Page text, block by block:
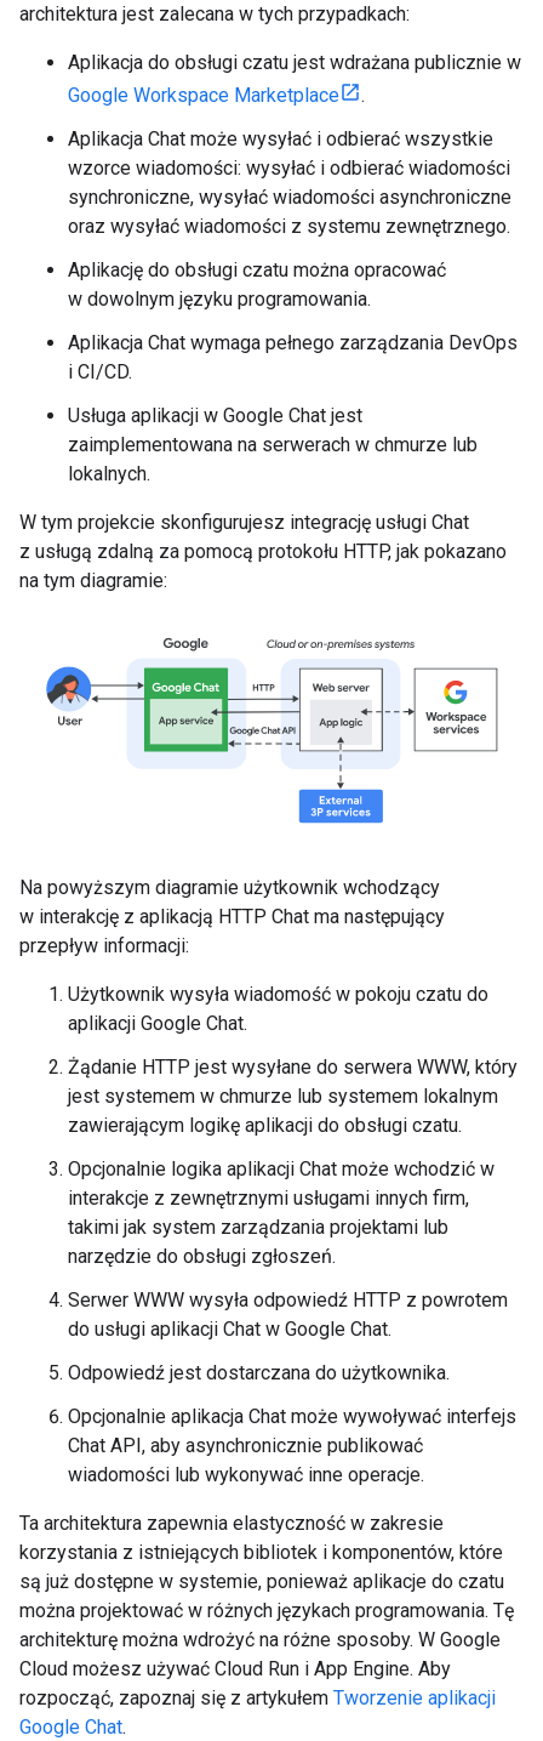
architektura jest zalecana w tych przypadkach:
Aplikacja do obsługi czatu jest wdrażana publicznie w
Google Workspace Marketplace
.
Aplikacja Chat może wysyłać i odbierać wszystkie
wzorce wiadomości: wysyłać i odbierać wiadomości
synchroniczne, wysyłać wiadomości asynchroniczne
oraz wysyłać wiadomości z systemu zewnętrznego.
Aplikację do obsługi czatu można opracować
w dowolnym języku programowania.
Aplikacja Chat wymaga pełnego zarządzania DevOps
i CI/CD.
Usługa aplikacji w Google Chat jest
zaimplementowana na serwerach w chmurze lub
lokalnych.
W tym projekcie skonfigurujesz integrację usługi Chat
z usługą zdalną za pomocą protokołu HTTP, jak pokazano
na tym diagramie:
Na powyższym diagramie użytkownik wchodzący
w interakcję z aplikacją HTTP Chat ma następujący
przepływ informacji:
Użytkownik wysyła wiadomość w pokoju czatu do
aplikacji Google Chat.
Żądanie HTTP jest wysyłane do serwera WWW, który
jest systemem w chmurze lub systemem lokalnym
zawierającym logikę aplikacji do obsługi czatu.
Opcjonalnie logika aplikacji Chat może wchodzić w
interakcje z zewnętrznymi usługami innych firm,
takimi jak system zarządzania projektami lub
narzędzie do obsługi zgłoszeń.
Serwer WWW wysyła odpowiedź HTTP z powrotem
do usługi aplikacji Chat w Google Chat.
Odpowiedź jest dostarczana do użytkownika.
Opcjonalnie aplikacja Chat może wywoływać interfejs
Chat API, aby asynchronicznie publikować
wiadomości lub wykonywać inne operacje.
Ta architektura zapewnia elastyczność w zakresie
korzystania z istniejących bibliotek i komponentów, które
są już dostępne w systemie, ponieważ aplikacje do czatu
można projektować w różnych językach programowania. Tę
architekturę można wdrożyć na różne sposoby. W Google
Cloud możesz używać Cloud Run i App Engine. Aby
rozpocząć, zapoznaj się z artykułem Tworzenie aplikacji
Google Chat.